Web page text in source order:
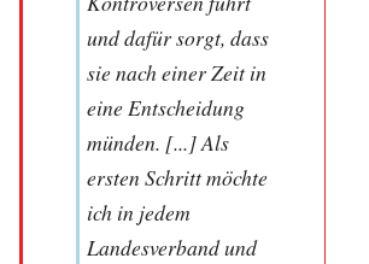
und dafür sorgt, dass
sie nach einer Zeit in
eine Entscheidung
münden. [...] Als
ersten Schritt möchte
ich in jedem
Landesverband und